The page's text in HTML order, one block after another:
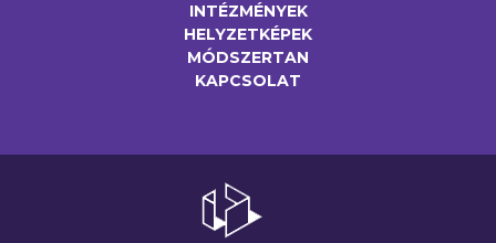
INTÉZMÉNYEK
HELYZETKÉPEK
MÓDSZERTAN
KAPCSOLAT